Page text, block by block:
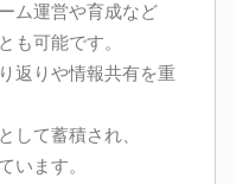
ム運営や育成など
も可能です。
返りや情報共有を重
して蓄積され、
います。